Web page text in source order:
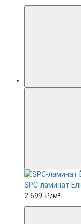
SPC-ламинат
2 699 ₽/м²